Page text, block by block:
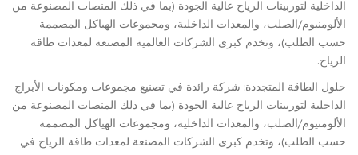
الداخلية لتوربينات الرياح عالية الجودة (بما في ذلك المنصات المصنوعة من
الألومنيوم/الصلب، والمعدات الداخلية، ومجموعات الهياكل المصممة
حسب الطلب)، وتخدم كبرى الشركات العالمية المصنعة لمعدات طاقة
الرياح.
حلول الطاقة المتجددة: شركة رائدة في تصنيع مجموعات ومكونات الأبراج
الداخلية لتوربينات الرياح عالية الجودة (بما في ذلك المنصات المصنوعة من
الألومنيوم/الصلب، والمعدات الداخلية، ومجموعات الهياكل المصممة
حسب الطلب)، وتخدم كبرى الشركات المصنعة لمعدات طاقة الرياح في